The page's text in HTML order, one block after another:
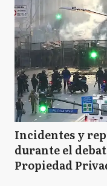
Incidentes y
durante el
Propiedad